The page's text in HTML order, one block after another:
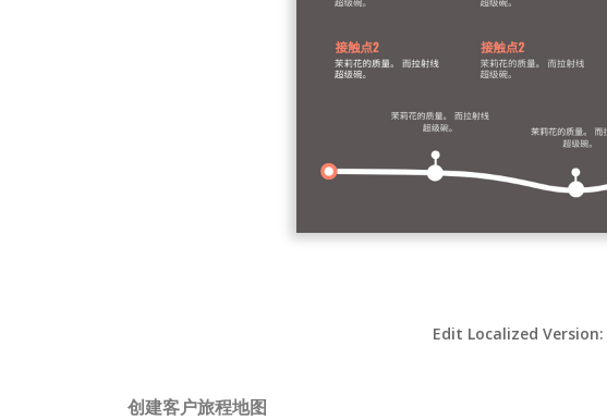
Edit Localized Version:
创建客户旅程地图